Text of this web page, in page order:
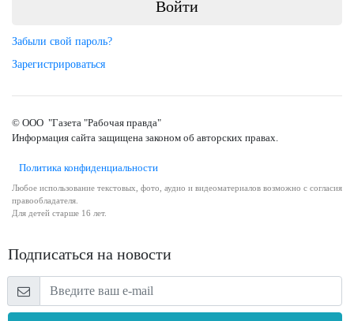
Забыли свой пароль?
Зарегистрироваться
© ООО "Газета "Рабочая правда"
Информация сайта защищена законом об авторских правах.
Политика конфиденциальности
Любое использование текстовых, фото, аудио и видеоматериалов возможно с согласия
правообладателя.
Для детей старше 16 лет.
Подписаться на новости